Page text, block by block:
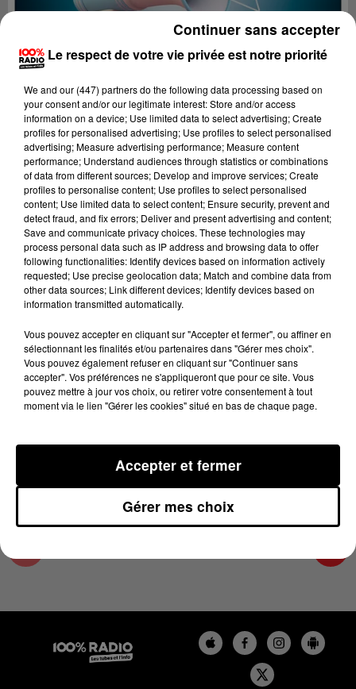
Lecture (2 min 19 sec)
100%
30 mars 2023 - 2 min 19 sec
LES INFOS DE L'HÉRAULT DU 30/03/2023 À
13H59
Podcasts infos de l'Hérault
Le respect de votre vie privée est notre priorité
We and our (447) partnersdo the following data processing based on
your consent and/or our legitimate interest: Store and/or access
information on a device; Use limited data to select advertising; Create
profiles for personalised advertising; Use profiles to select personalised
advertising; Measure advertising performance; Measure content
performance; Understand audiences through statistics or combinations
of data from different sources; Develop and improve services; Create
profiles to personalise content; Use profiles to select personalised
content; Use limited data to select content; Ensure security, prevent and
detect fraud, and fix errors; Deliver and present advertising and content;
Save and communicate privacy choices. These technologies may
process personal data such as IP address and browsing data to offer
following functionalities: Identify devices based on information actively
requested; Use precise geolocation data; Match and combine data from
other data sources; Link different devices; Identify devices based on
information transmitted automatically.
Vous pouvez accepter en cliquant sur "Accepter et fermer", ou affiner en
sélectionnant les finalités et/ou partenaires dans "Gérer mes choix".
Vous pouvez également refuser en cliquant sur "Continuer sans
accepter". Vos préférences ne s'appliqueront que pour ce site. Vous
pouvez mettre à jour vos choix, ou retirer votre consentement à tout
moment via le lien "Gérer les cookies" situé en bas de chaque page.
Gérer mes choix
Accepter et fermer
Continuer sans accepter